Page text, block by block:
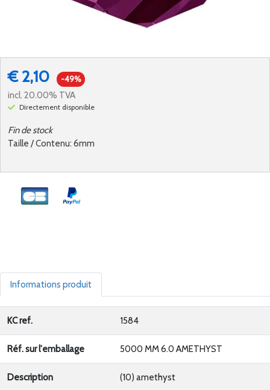
Taille / Contenu: 6mm
Fin de stock
€ 2,10 -49%
incl. 20.00% TVA
Directement disponible
Informations produit
KC ref. 1584
Réf. sur l'emballage 5000 MM 6.0 AMETHYST
Description (10) amethyst